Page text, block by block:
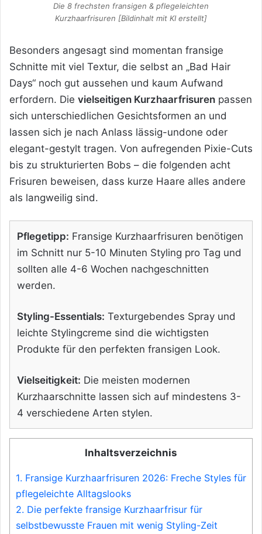
Die 8 frechsten fransigen & pflegeleichten
Kurzhaarfrisuren [Bildinhalt mit KI erstellt]
Besonders angesagt sind momentan fransige
Schnitte mit viel Textur, die selbst an „Bad Hair
Days“ noch gut aussehen und kaum Aufwand
erfordern. Die vielseitigen Kurzhaarfrisuren passen
sich unterschiedlichen Gesichtsformen an und
lassen sich je nach Anlass lässig-undone oder
elegant-gestylt tragen. Von aufregenden Pixie-Cuts
bis zu strukturierten Bobs – die folgenden acht
Frisuren beweisen, dass kurze Haare alles andere
als langweilig sind.
Pflegetipp: Fransige Kurzhaarfrisuren benötigen
im Schnitt nur 5-10 Minuten Styling pro Tag und
sollten alle 4-6 Wochen nachgeschnitten
werden.
Styling-Essentials: Texturgebendes Spray und
leichte Stylingcreme sind die wichtigsten
Produkte für den perfekten fransigen Look.
Vielseitigkeit: Die meisten modernen
Kurzhaarschnitte lassen sich auf mindestens 3-
4 verschiedene Arten stylen.
Inhaltsverzeichnis
1. Fransige Kurzhaarfrisuren 2026: Freche Styles für
pflegeleichte Alltagslooks
2. Die perfekte fransige Kurzhaarfrisur für
selbstbewusste Frauen mit wenig Styling-Zeit